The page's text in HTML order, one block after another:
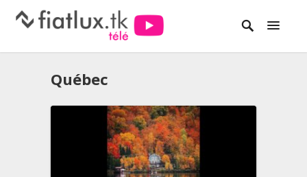
Québec